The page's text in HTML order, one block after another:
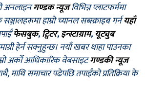
अनलाइनगण्डक न्यूजविभिन्न प्लाटफर्ममा
हाम्रो च्यानल सब्स्क्राइब गर्नयहाँ
फेसबुक,ट्विटर,इन्स्टाग्राम, यूट्युब
हेर्न सक्नुहुन्छ। नयाँ खबर थाहा पाउनका
अर्को आधिकारिक वेबसाइटगण्डकी न्यूज
माथि समाचार पढेपछि तपाईँको प्रतिक्रिया के